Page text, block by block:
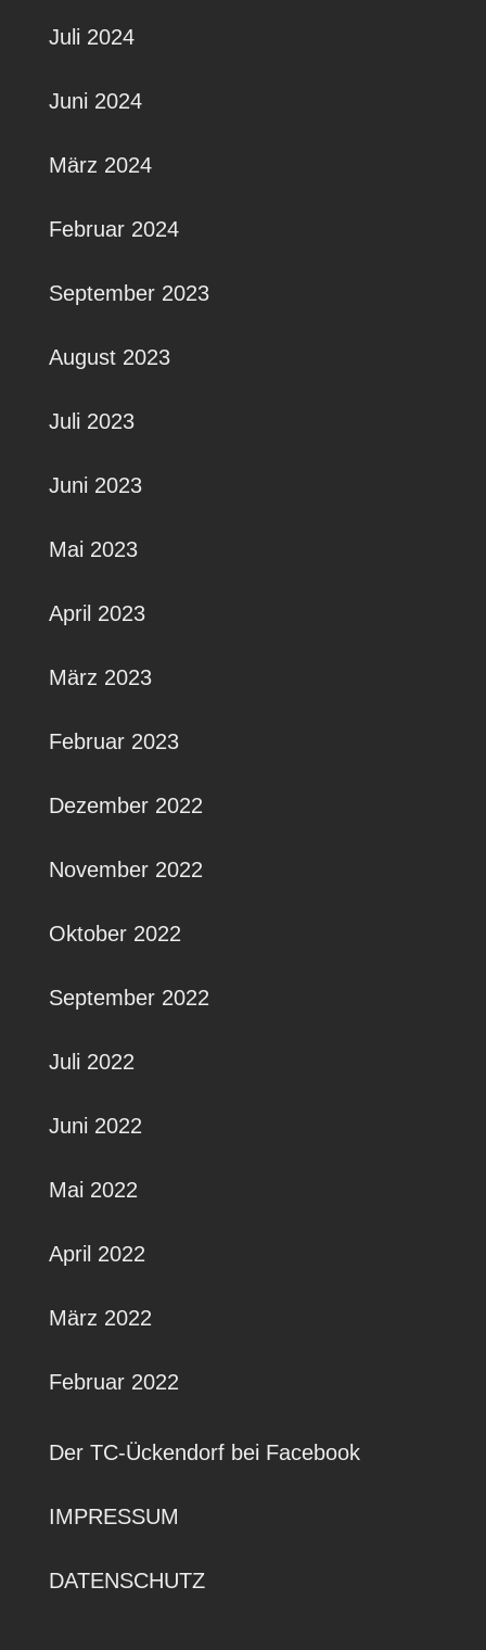
Juli 2024
Juni 2024
März 2024
Februar 2024
September 2023
August 2023
Juli 2023
Juni 2023
Mai 2023
April 2023
März 2023
Februar 2023
Dezember 2022
November 2022
Oktober 2022
September 2022
Juli 2022
Juni 2022
Mai 2022
April 2022
März 2022
Februar 2022
Der TC-Ückendorf bei Facebook
IMPRESSUM
DATENSCHUTZ